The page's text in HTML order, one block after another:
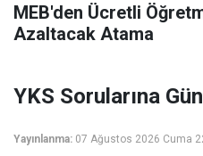
MEB'den Ücretli
Azaltacak Atama
YKS Sorularına
Yayınlanma: 07 Ağustos 2026 Cuma